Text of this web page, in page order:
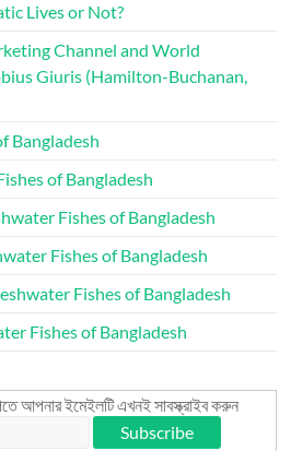
Lives or Not?
Channel and World
Giuris (Hamilton-Buchanan,
Bangladesh
of Bangladesh
Fishes of Bangladesh
Fishes of Bangladesh
Fishes of Bangladesh
Fishes of Bangladesh
আপনার ইমেইলটি এখনই সাবস্ক্রাইব করুন